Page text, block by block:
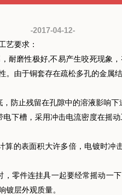
-2017-04-12-
艺要求：
耐磨性极好,不易产生咬死现象
。由于铜套存在疏松多孔的金属
止残留在孔隙中的溶液影响下
槽，采用冲击电流密度在摇动
算的表面积大许多倍，电镀时冲
件连挂具一起要经常摇动一下
镀层外观质量。